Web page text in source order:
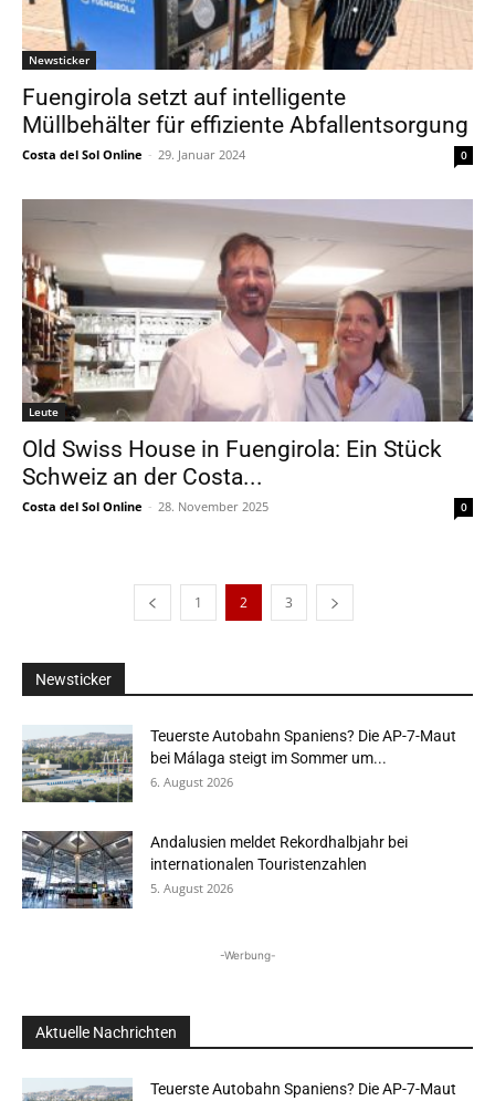
Newsticker
Fuengirola setzt auf intelligente
Müllbehälter für effiziente Abfallentsorgung
Costa del Sol Online - 29. Januar 2024 0
Leute
Old Swiss House in Fuengirola: Ein Stück
Schweiz an der Costa...
Costa del Sol Online - 28. November 2025 0
1 2 3
Newsticker
Teuerste Autobahn Spaniens? Die AP-7-Maut
bei Málaga steigt im Sommer um...
6. August 2026
Andalusien meldet Rekordhalbjahr bei
internationalen Touristenzahlen
5. August 2026
-Werbung-
Aktuelle Nachrichten
Teuerste Autobahn Spaniens? Die AP-7-Maut